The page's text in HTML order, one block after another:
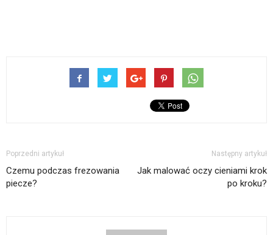
Poprzedni artykuł
Czemu podczas frezowania
piecze?
Następny artykuł
Jak malować oczy cieniami krok
po kroku?